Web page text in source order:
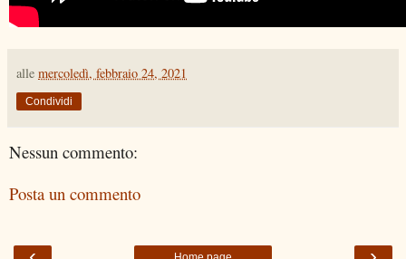
alle mercoledì, febbraio 24, 2021
Condividi
Nessun commento:
Posta un commento